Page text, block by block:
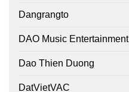
Dangrangto
DAO Music Entertainment
Dao Thien Duong
DatVietVAC